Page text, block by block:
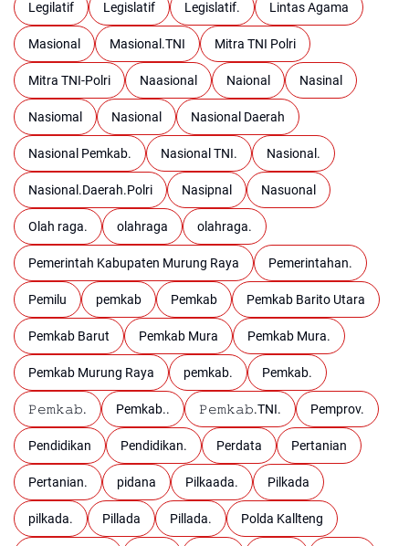
Legilatif Legislatif Legislatif. Lintas Agama
Masional Masional.TNI Mitra TNI Polri
Mitra TNI-Polri Naasional Naional Nasinal
Nasiomal Nasional Nasional Daerah
Nasional Pemkab. Nasional TNI. Nasional.
Nasional.Daerah.Polri Nasipnal Nasuonal
Olah raga. olahraga olahraga.
Pemerintah Kabupaten Murung Raya Pemerintahan.
Pemilu pemkab Pemkab Pemkab Barito Utara
Pemkab Barut Pemkab Mura Pemkab Mura.
Pemkab Murung Raya pemkab. Pemkab.
𝙿𝚎𝚖𝚔𝚊𝚋. Pemkab.. 𝙿𝚎𝚖𝚔𝚊𝚋.TNI. Pemprov.
Pendidikan Pendidikan. Perdata Pertanian
Pertanian. pidana Pilkaada. Pilkada
pilkada. Pillada Pillada. Polda Kallteng